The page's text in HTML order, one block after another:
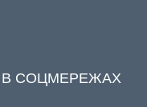
СОЦМЕРЕЖАХ